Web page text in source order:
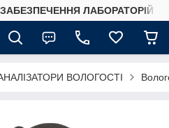
ЛАБОРАТОРІЙ
ВОЛОГОСТІ